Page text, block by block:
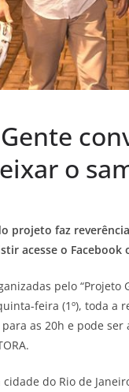
o
projeto faz
acesse o
pelo
feira (1º), toda a
as 20h e pode
cidade do Rio de